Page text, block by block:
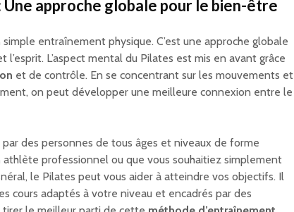
Une approche globale pour le bien-être
simple entraînement physique. C’est une approche globale
l’esprit. L’aspect mental du Pilates est mis en avant grâce
et de contrôle. En se concentrant sur les mouvements et
on peut développer une meilleure connexion entre le
des personnes de tous âges et niveaux de forme
athlète professionnel ou que vous souhaitiez simplement
le Pilates peut vous aider à atteindre vos objectifs. Il
cours adaptés à votre niveau et encadrés par des